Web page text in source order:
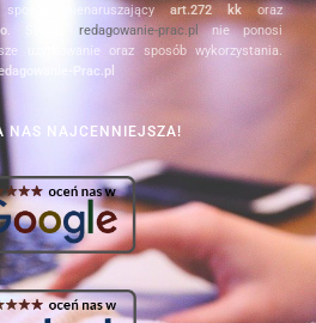
sposób nienaruszającyart.272 kkoraz
. Serwis redagowanie-prac.pl nie ponosi
użytkowanie oraz sposób wykorzystania.
Prac.pl
NAS NAJCENNIEJSZA!